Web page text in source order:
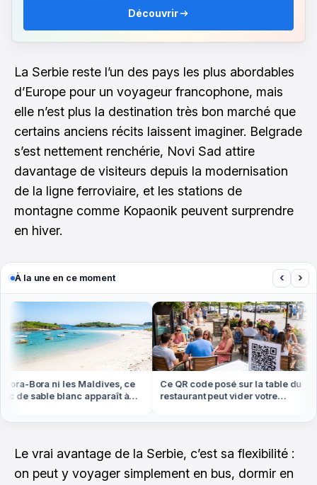
Découvrir
La Serbie reste l’un des pays les plus abordables
d’Europe pour un voyageur francophone, mais
elle n’est plus la destination très bon marché que
certains anciens récits laissent imaginer. Belgrade
s’est nettement renchérie, Novi Sad attire
davantage de visiteurs depuis la modernisation
de la ligne ferroviaire, et les stations de
montagne comme Kopaonik peuvent surprendre
en hiver.
À la une en ce moment ‹ ›
Bora ni les Maldives, ce
de sable blanc apparaît à
Ce QR code posé sur la table du
restaurant peut vider votre
Le vrai avantage de la Serbie, c’est sa flexibilité :
on peut y voyager simplement en bus, dormir en